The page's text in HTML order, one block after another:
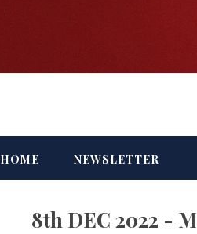
HOME NEWSLETTER
8th DEC 2022 -